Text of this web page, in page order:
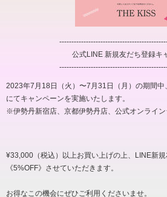
公式LINE 新規友だち登録キ
2023年7月18日（火）〜7月31日（月）の期間
にてキャンペーンを実施いたします。
※伊勢丹新宿店、京都伊勢丹店、公式オンライン
¥33,000（税込）以上お買い上げの上、LINE新
《5%OFF》させていただきます。
お得なこの機会にぜひご利用くださいませ。